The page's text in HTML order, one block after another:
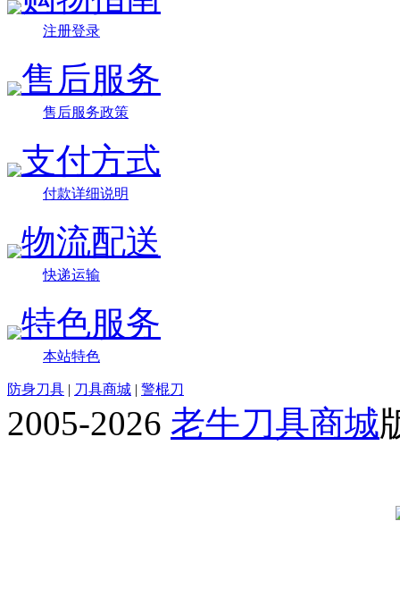
注册登录
售后服务
售后服务政策
支付方式
付款详细说明
物流配送
快递运输
特色服务
本站特色
防身刀具 | 刀具商城 | 警棍刀
2005-2026 老牛刀具商城